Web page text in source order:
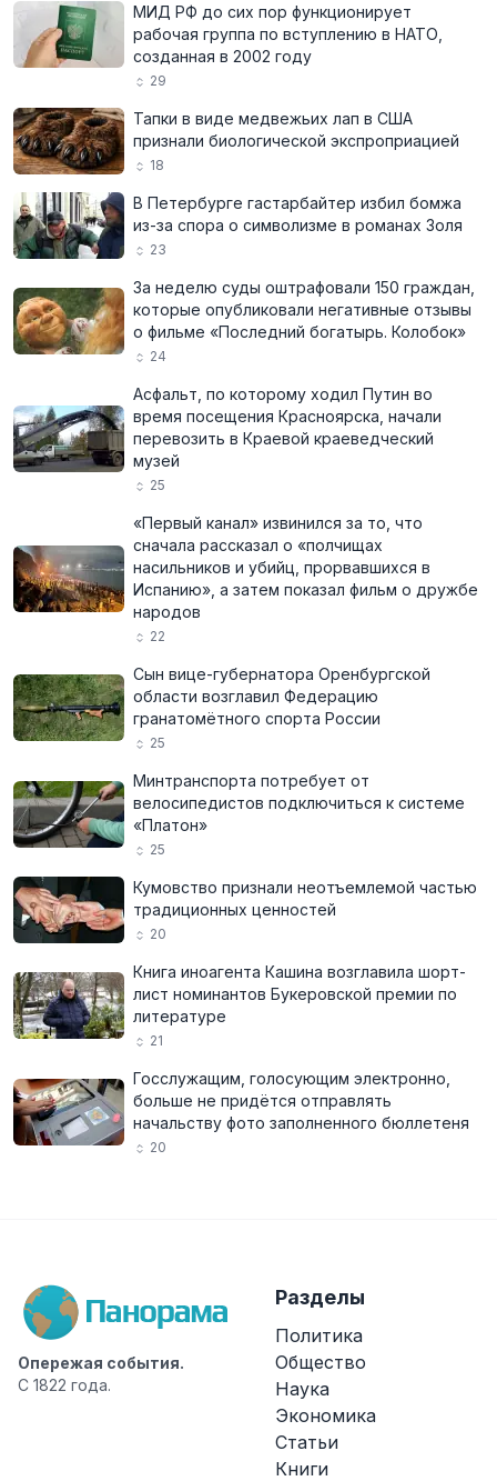
МИД РФ до сих пор функционирует
рабочая группа по вступлению в НАТО,
созданная в 2002 году
29
Тапки в виде медвежьих лап в США
признали биологической экспроприацией
18
В Петербурге гастарбайтер избил бомжа
из-за спора о символизме в романах Золя
23
За неделю суды оштрафовали 150 граждан,
которые опубликовали негативные отзывы
о фильме «Последний богатырь. Колобок»
24
Асфальт, по которому ходил Путин во
время посещения Красноярска, начали
перевозить в Краевой краеведческий
музей
25
«Первый канал» извинился за то, что
сначала рассказал о «полчищах
насильников и убийц, прорвавшихся в
Испанию», а затем показал фильм о дружбе
народов
22
Сын вице-губернатора Оренбургской
области возглавил Федерацию
гранатомётного спорта России
25
Минтранспорта потребует от
велосипедистов подключиться к системе
«Платон»
25
Кумовство признали неотъемлемой частью
традиционных ценностей
20
Книга иноагента Кашина возглавила шорт-
лист номинантов Букеровской премии по
литературе
21
Госслужащим, голосующим электронно,
больше не придётся отправлять
начальству фото заполненного бюллетеня
20
Опережая события.
С 1822 года.
Разделы
Политика
Общество
Наука
Экономика
Статьи
Книги